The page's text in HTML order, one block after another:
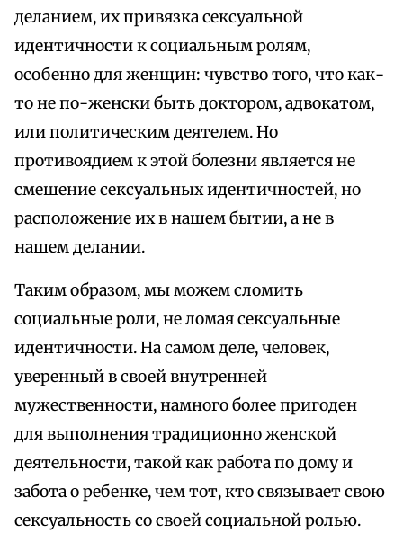
деланием, их привязка сексуальной
идентичности к социальным ролям,
особенно для женщин: чувство того, что как-
то не по-женски быть доктором, адвокатом,
или политическим деятелем. Но
противоядием к этой болезни является не
смешение сексуальных идентичностей, но
расположение их в нашем бытии, а не в
нашем делании.
Таким образом, мы можем сломить
социальные роли, не ломая сексуальные
идентичности. На самом деле, человек,
уверенный в своей внутренней
мужественности, намного более пригоден
для выполнения традиционно женской
деятельности, такой как работа по дому и
забота о ребенке, чем тот, кто связывает свою
сексуальность со своей социальной ролью.